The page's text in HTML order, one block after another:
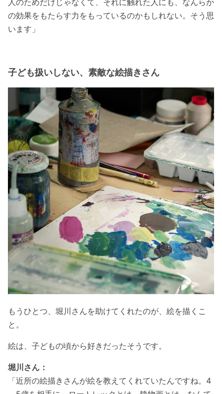
の効果をもたらす力をもっているのかもしれない。そう思
います」
子ども扱いしない、素敵な絵描きさん
もうひとつ、堀川さんを助けてくれたのが、絵を描くこ
と。
絵は、子どもの頃から好きだったそうです。
堀川さん：
「近所の絵描きさんが絵を教えてくれていたんですね。4